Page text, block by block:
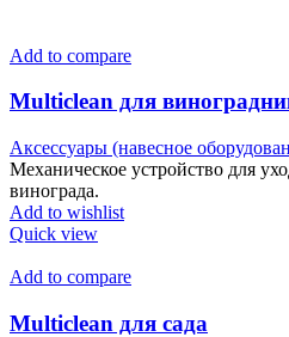
Add to compare
Multiclean для
Аксессуары (навесное
Механическое устройство для
винограда.
Add to wishlist
Quick view
Add to compare
Multiclean для сада